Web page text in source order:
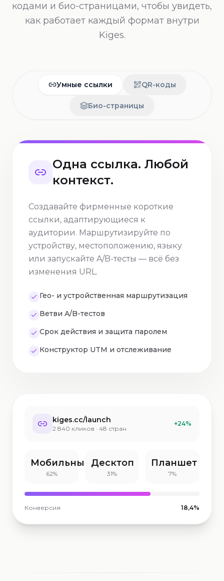
кодами и био-страницами, чтобы увидеть,
как работает каждый формат внутри
Kiges.
Умные ссылки QR-коды
Био-страницы
Одна ссылка. Любой
контекст.
Создавайте фирменные короткие
ссылки, адаптирующиеся к
аудитории. Маршрутизируйте по
устройству, местоположению, языку
или запускайте A/B-тесты — всё без
изменения URL.
Гео- и устройственная маршрутизация
Ветви A/B-тестов
Срок действия и защита паролем
Конструктор UTM и отслеживание
kiges.cc/launch
2 840 кликов · 48 стран
+24%
Мобильные
62%
Десктоп
31%
Планшет
7%
Конверсия 18,4%